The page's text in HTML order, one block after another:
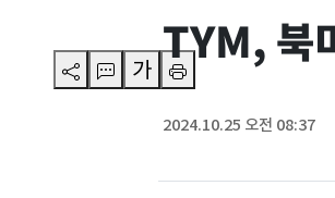
가 TYM, 북
2024.10.25 오전 08:37